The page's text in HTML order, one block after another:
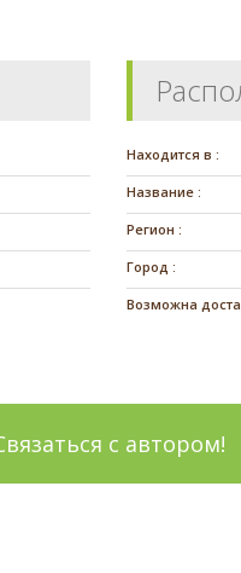
Находится в :
Название :
Регион :
Город :
Возможна
с автором!